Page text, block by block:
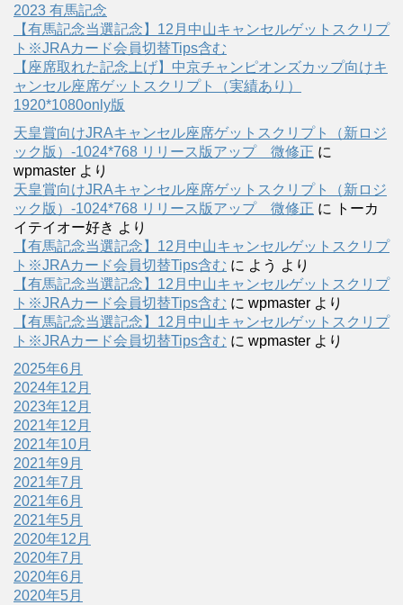
2023 有馬記念
【有馬記念当選記念】12月中山キャンセルゲットスクリプ
ト※JRAカード会員切替Tips含む
【座席取れた記念上げ】中京チャンピオンズカップ向けキ
ャンセル座席ゲットスクリプト（実績あり）
1920*1080only版
天皇賞向けJRAキャンセル座席ゲットスクリプト（新ロジ
ック版）-1024*768 リリース版アップ 微修正 に
wpmaster より
天皇賞向けJRAキャンセル座席ゲットスクリプト（新ロジ
ック版）-1024*768 リリース版アップ 微修正 に
トーカ
イテイオー好き より
【有馬記念当選記念】12月中山キャンセルゲットスクリプ
ト※JRAカード会員切替Tips含む に よう より
【有馬記念当選記念】12月中山キャンセルゲットスクリプ
ト※JRAカード会員切替Tips含む に wpmaster より
【有馬記念当選記念】12月中山キャンセルゲットスクリプ
ト※JRAカード会員切替Tips含む に wpmaster より
2025年6月
2024年12月
2023年12月
2021年12月
2021年10月
2021年9月
2021年7月
2021年6月
2021年5月
2020年12月
2020年7月
2020年6月
2020年5月